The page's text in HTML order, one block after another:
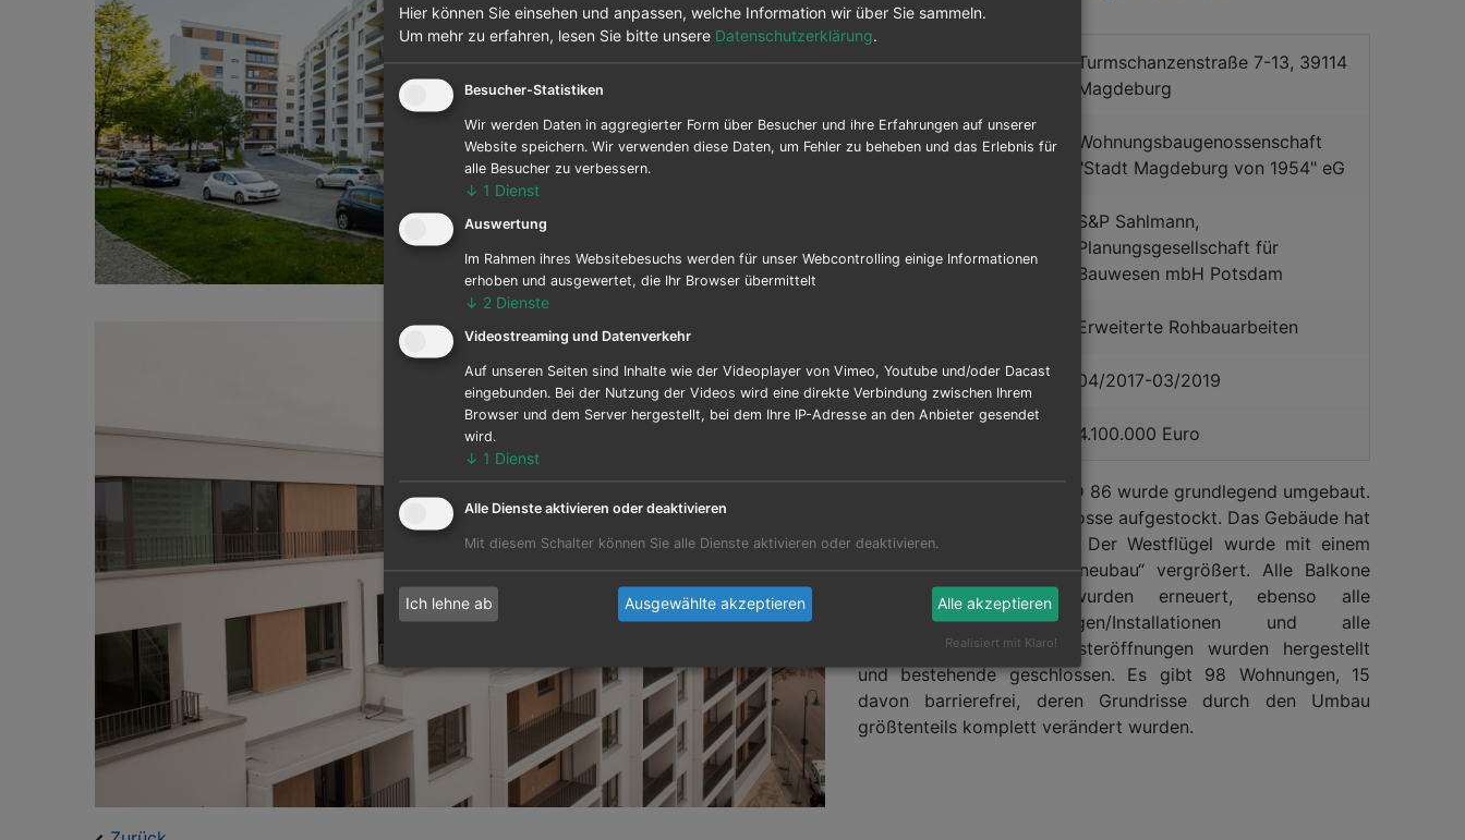
Previous Ort:
Turmschanzenstraße 7-13, 39114
Magdeburg
Auftraggeber:
Wohnungsbaugenossenschaft
"Stadt Magdeburg von 1954" eG
S&P Sahlmann,
Planungsgesellschaft für
Bauwesen mbH Potsdam
Erweiterte Rohbauarbeiten
Ausführungszeitraum: 04/2017-03/2019
4.100.000 Euro
Der Plattenbau WBS 70 MD 86 wurde grundlegend umgebaut.
Es wurden 1 bzw. 2 Geschosse aufgestockt. Das Gebäude hat
4 neue Aufzüge erhalten. Der Westflügel wurde mit einem
sogenannten „Ergänzungsneubau“ vergrößert. Alle Balkone
sowie die Fassade wurden erneuert, ebenso alle
haustechnischen Anlagen/Installationen und alle
Außenanlagen. Neue Fensteröffnungen wurden hergestellt
und bestehende geschlossen. Es gibt 98 Wohnungen, 15
davon barrierefrei, deren Grundrisse durch den Umbau
größtenteils komplett verändert wurden.
Hier können Sie einsehen und anpassen, welche Information wir über Sie sammeln.
Um mehr zu erfahren, lesen Sie bitte unsere Datenschutzerklärung.
Besucher-Statistiken
Wir werden Daten in aggregierter Form über Besucher und ihre Erfahrungen auf unserer
Website speichern. Wir verwenden diese Daten, um Fehler zu beheben und das Erlebnis für
alle Besucher zu verbessern.
↓ 1 Dienst
Auswertung
Im Rahmen ihres Websitebesuchs werden für unser Webcontrolling einige Informationen
erhoben und ausgewertet, die Ihr Browser übermittelt
↓ 2 Dienste
Videostreaming und Datenverkehr
Auf unseren Seiten sind Inhalte wie der Videoplayer von Vimeo, Youtube und/oder Dacast
eingebunden. Bei der Nutzung der Videos wird eine direkte Verbindung zwischen Ihrem
Browser und dem Server hergestellt, bei dem Ihre IP-Adresse an den Anbieter gesendet
wird.
↓ 1 Dienst
Alle Dienste aktivieren oder deaktivieren
Mit diesem Schalter können Sie alle Dienste aktivieren oder deaktivieren.
Ich lehne ab Ausgewählte akzeptieren Alle akzeptieren
Realisiert mit Klaro!